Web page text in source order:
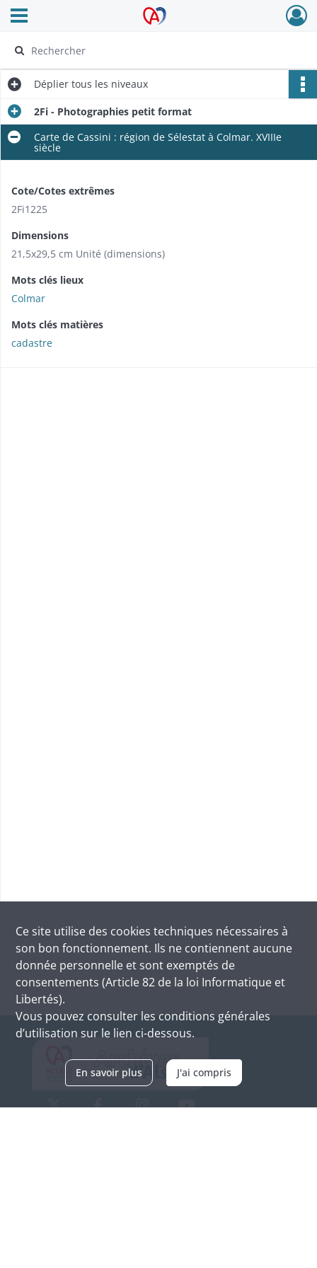
Archives Alsace - Colmar
Ouvrir le menu déroulant
Déplier tous les niveaux
2Fi - Photographies petit format
Carte de Cassini : région de Sélestat à Colmar. XVIIIe
siècle
Cote/Cotes extrêmes
2Fi1225
Dimensions
21,5x29,5 cm Unité (dimensions)
Mots clés lieux
Colmar
Mots clés matières
cadastre
Ce site utilise des cookies techniques nécessaires à
son bon fonctionnement. Ils ne contiennent aucune
donnée personnelle et sont exemptés de
consentements (Article 82 de la loi Informatique et
Libertés).
Vous pouvez consulter les conditions générales
d’utilisation sur le lien ci-dessous.
En savoir plus J'ai compris